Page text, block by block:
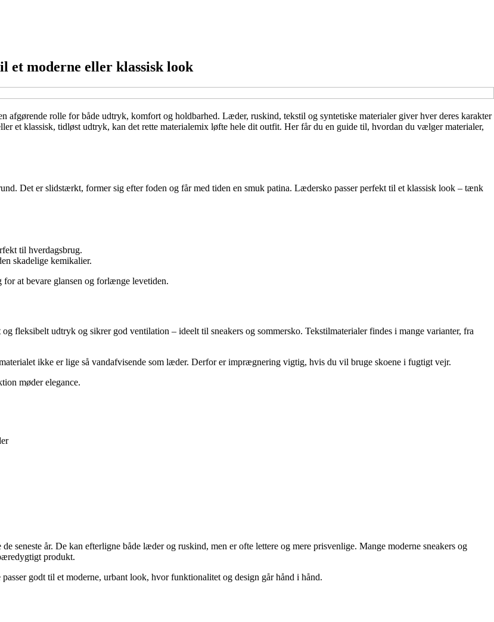
et moderne eller klassisk look
rolle for både udtryk, komfort og holdbarhed. Læder, ruskind, tekstil og syntetiske materialer giver hver deres karakter
et klassisk, tidløst udtryk, kan det rette materialemix løfte hele dit outfit. Her får du en guide til, hvordan du vælger materialer,
Det er slidstærkt, former sig efter foden og får med tiden en smuk patina. Lædersko passer perfekt til et klassisk look – tænk
til hverdagsbrug.
skadelige kemikalier.
at bevare glansen og forlænge levetiden.
fleksibelt udtryk og sikrer god ventilation – ideelt til sneakers og sommersko. Tekstilmaterialer findes i mange varianter, fra
ikke er lige så vandafvisende som læder. Derfor er imprægnering vigtig, hvis du vil bruge skoene i fugtigt vejr.
møder elegance.
seneste år. De kan efterligne både læder og ruskind, men er ofte lettere og mere prisvenlige. Mange moderne sneakers og
produkt.
godt til et moderne, urbant look, hvor funktionalitet og design går hånd i hånd.